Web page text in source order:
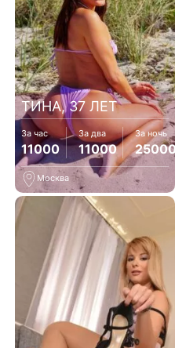
ТИНА, 37 ЛЕТ
За час
11000
За два
11000
За ночь
25000
Москва